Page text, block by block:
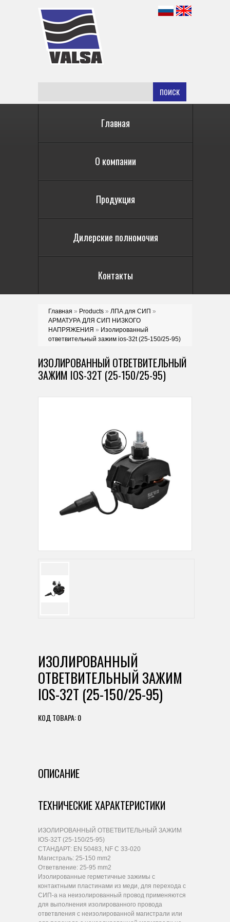
ПОИСК
Главная
О компании
Продукция
Дилерские полномочия
Контакты
Главная » Products » ЛПА для СИП »
АРМАТУРА ДЛЯ СИП НИЗКОГО
НАПРЯЖЕНИЯ » Изолированный
ответвительный зажим ios-32t (25-150/25-95)
ИЗОЛИРОВАННЫЙ ОТВЕТВИТЕЛЬНЫЙ
ЗАЖИМ IOS-32T (25-150/25-95)
ИЗОЛИРОВАННЫЙ
ОТВЕТВИТЕЛЬНЫЙ ЗАЖИМ
IOS-32T (25-150/25-95)
КОД ТОВАРА: 0
ОПИСАНИЕ
ТЕХНИЧЕСКИЕ ХАРАКТЕРИСТИКИ
ИЗОЛИРОВАННЫЙ ОТВЕТВИТЕЛЬНЫЙ ЗАЖИМ
IOS-32T (25-150/25-95)
СТАНДАРТ: EN 50483, NF C 33-020
Магистраль: 25-150 mm2
Ответвление: 25-95 mm2
Изолированные герметичные зажимы с
контактными пластинами из меди, для перехода с
СИП-а на неизолированный провод применяются
для выполнения изолированного провода
ответвления с неизолированной магистрали или